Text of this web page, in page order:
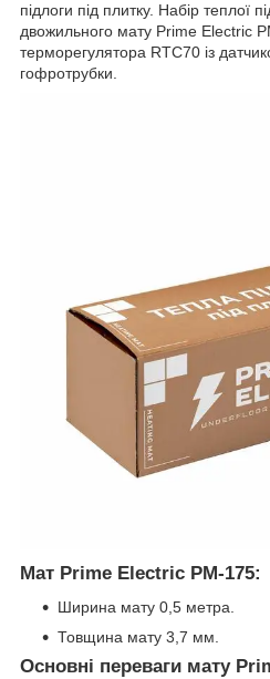
підлоги під плитку. Набір теплої
двожильного мату Prime Electric
терморегулятора RTC70 із
гофротрубки.
Мат Prime Electric PM-175:
Ширина мату 0,5 метра.
Товщина мату 3,7 мм.
Основні переваги мату